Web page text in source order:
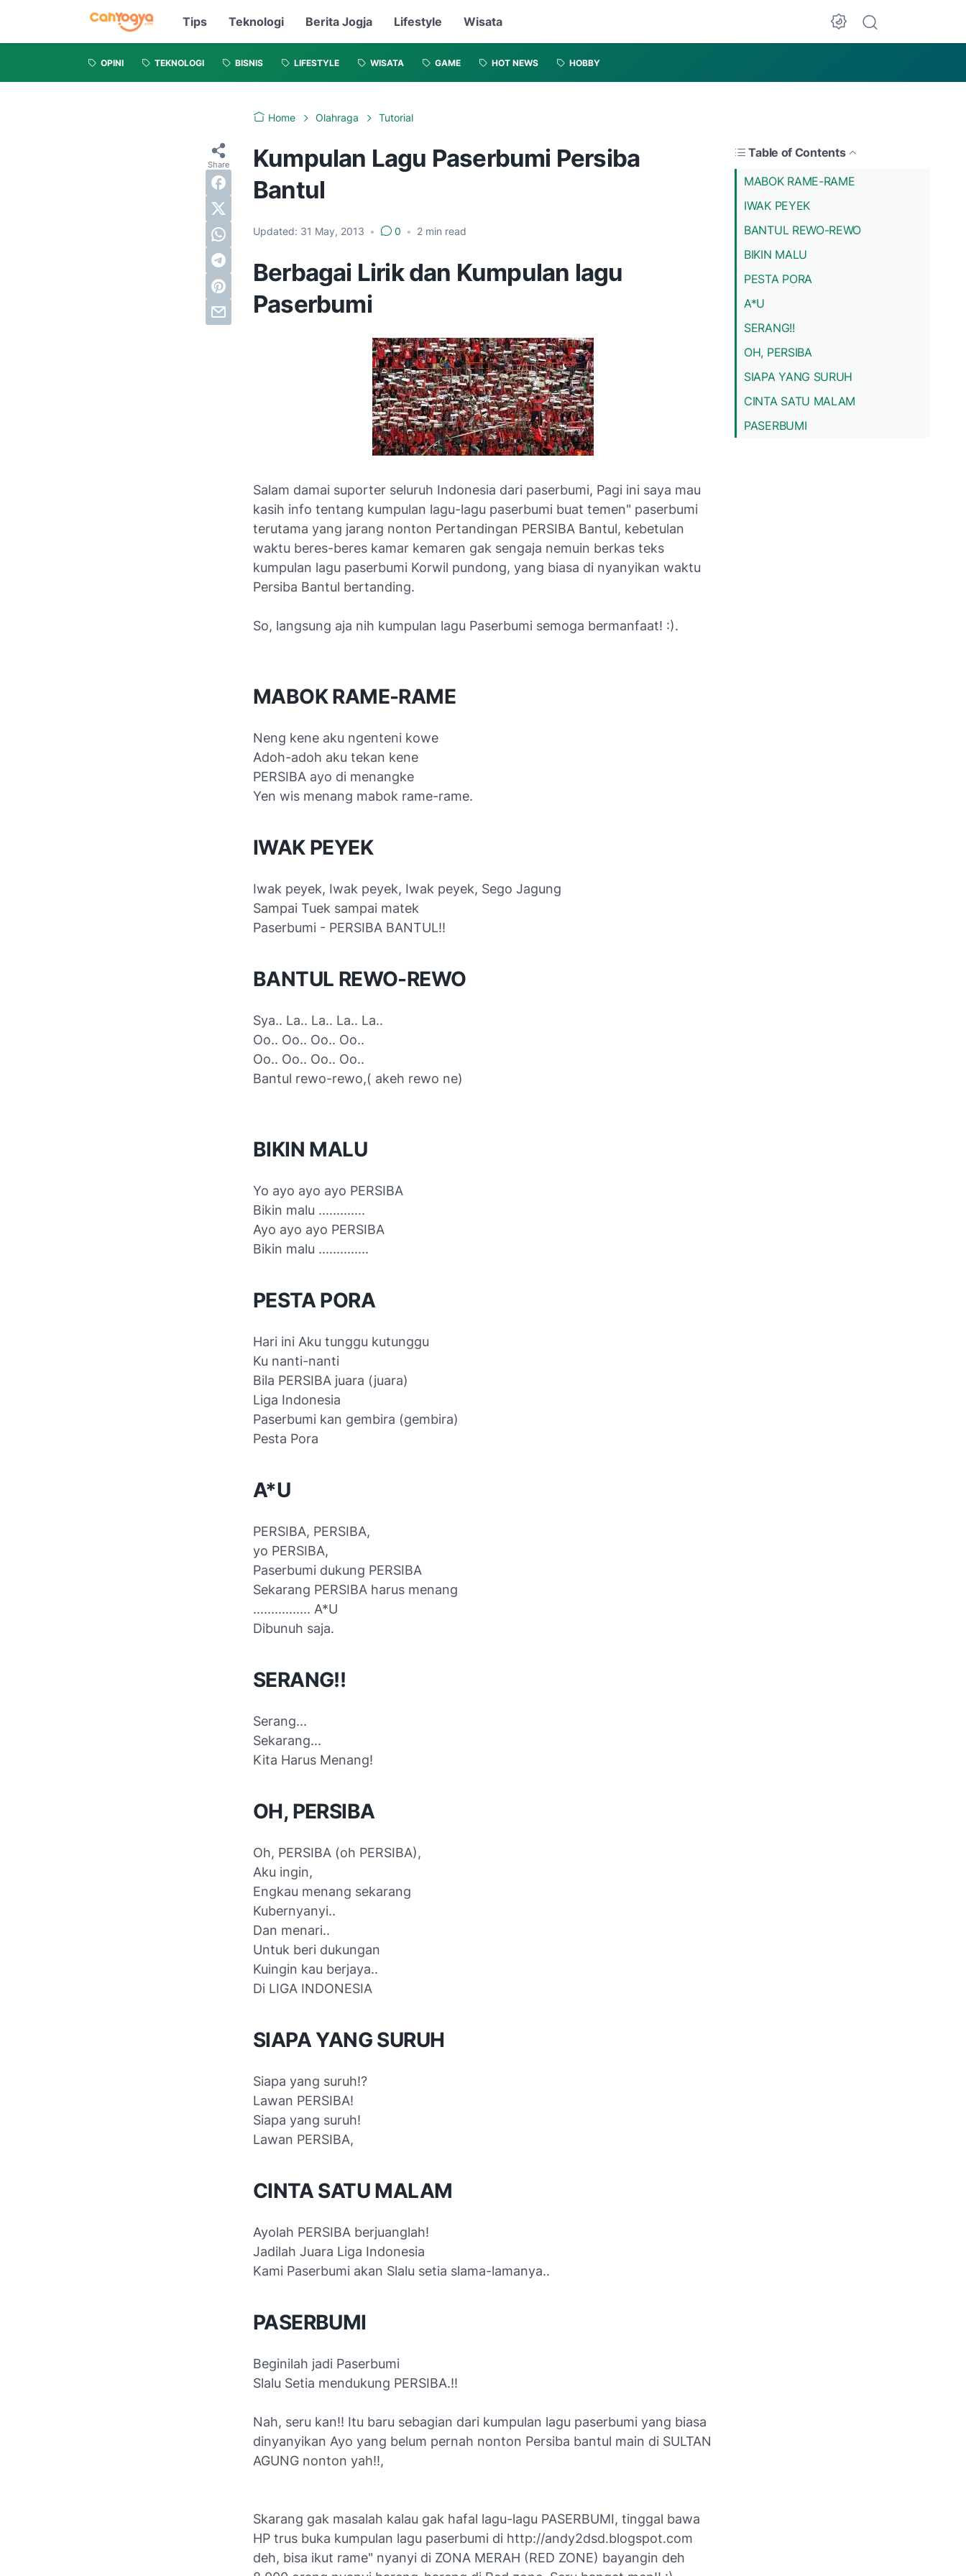
Tips Teknologi Berita Jogja Lifestyle Wisata
OPINI TEKNOLOGI BISNIS LIFESTYLE WISATA GAME HOT NEWS HOBBY
Home Olahraga Tutorial
Kumpulan Lagu Paserbumi Persiba
Bantul
Updated: 31 May, 2013 • 0 • 2 min read
Table of Contents
MABOK RAME-RAME
IWAK PEYEK
BANTUL REWO-REWO
BIKIN MALU
PESTA PORA
A*U
SERANG!!
OH, PERSIBA
SIAPA YANG SURUH
CINTA SATU MALAM
PASERBUMI
Berbagai Lirik dan Kumpulan lagu
Paserbumi
Salam damai suporter seluruh Indonesia dari paserbumi, Pagi ini saya mau
kasih info tentang kumpulan lagu-lagu paserbumi buat temen" paserbumi
terutama yang jarang nonton Pertandingan PERSIBA Bantul, kebetulan
waktu beres-beres kamar kemaren gak sengaja nemuin berkas teks
kumpulan lagu paserbumi Korwil pundong, yang biasa di nyanyikan waktu
Persiba Bantul bertanding.
So, langsung aja nih kumpulan lagu Paserbumi semoga bermanfaat! :).
MABOK RAME-RAME
Neng kene aku ngenteni kowe
Adoh-adoh aku tekan kene
PERSIBA ayo di menangke
Yen wis menang mabok rame-rame.
IWAK PEYEK
Iwak peyek, Iwak peyek, Iwak peyek, Sego Jagung
Sampai Tuek sampai matek
Paserbumi - PERSIBA BANTUL!!
BANTUL REWO-REWO
Sya.. La.. La.. La.. La..
Oo.. Oo.. Oo.. Oo..
Oo.. Oo.. Oo.. Oo..
Bantul rewo-rewo,( akeh rewo ne)
BIKIN MALU
Yo ayo ayo ayo PERSIBA
Bikin malu .............
Ayo ayo ayo PERSIBA
Bikin malu ..............
PESTA PORA
Hari ini Aku tunggu kutunggu
Ku nanti-nanti
Bila PERSIBA juara (juara)
Liga Indonesia
Paserbumi kan gembira (gembira)
Pesta Pora
A*U
PERSIBA, PERSIBA,
yo PERSIBA,
Paserbumi dukung PERSIBA
Sekarang PERSIBA harus menang
................ A*U
Dibunuh saja.
SERANG!!
Serang...
Sekarang...
Kita Harus Menang!
OH, PERSIBA
Oh, PERSIBA (oh PERSIBA),
Aku ingin,
Engkau menang sekarang
Kubernyanyi..
Dan menari..
Untuk beri dukungan
Kuingin kau berjaya..
Di LIGA INDONESIA
SIAPA YANG SURUH
Siapa yang suruh!?
Lawan PERSIBA!
Siapa yang suruh!
Lawan PERSIBA,
CINTA SATU MALAM
Ayolah PERSIBA berjuanglah!
Jadilah Juara Liga Indonesia
Kami Paserbumi akan Slalu setia slama-lamanya..
PASERBUMI
Beginilah jadi Paserbumi
Slalu Setia mendukung PERSIBA.!!
Nah, seru kan!! Itu baru sebagian dari kumpulan lagu paserbumi yang biasa
dinyanyikan Ayo yang belum pernah nonton Persiba bantul main di SULTAN
AGUNG nonton yah!!,
Skarang gak masalah kalau gak hafal lagu-lagu PASERBUMI, tinggal bawa
HP trus buka kumpulan lagu paserbumi di http://andy2dsd.blogspot.com
deh, bisa ikut rame" nyanyi di ZONA MERAH (RED ZONE) bayangin deh